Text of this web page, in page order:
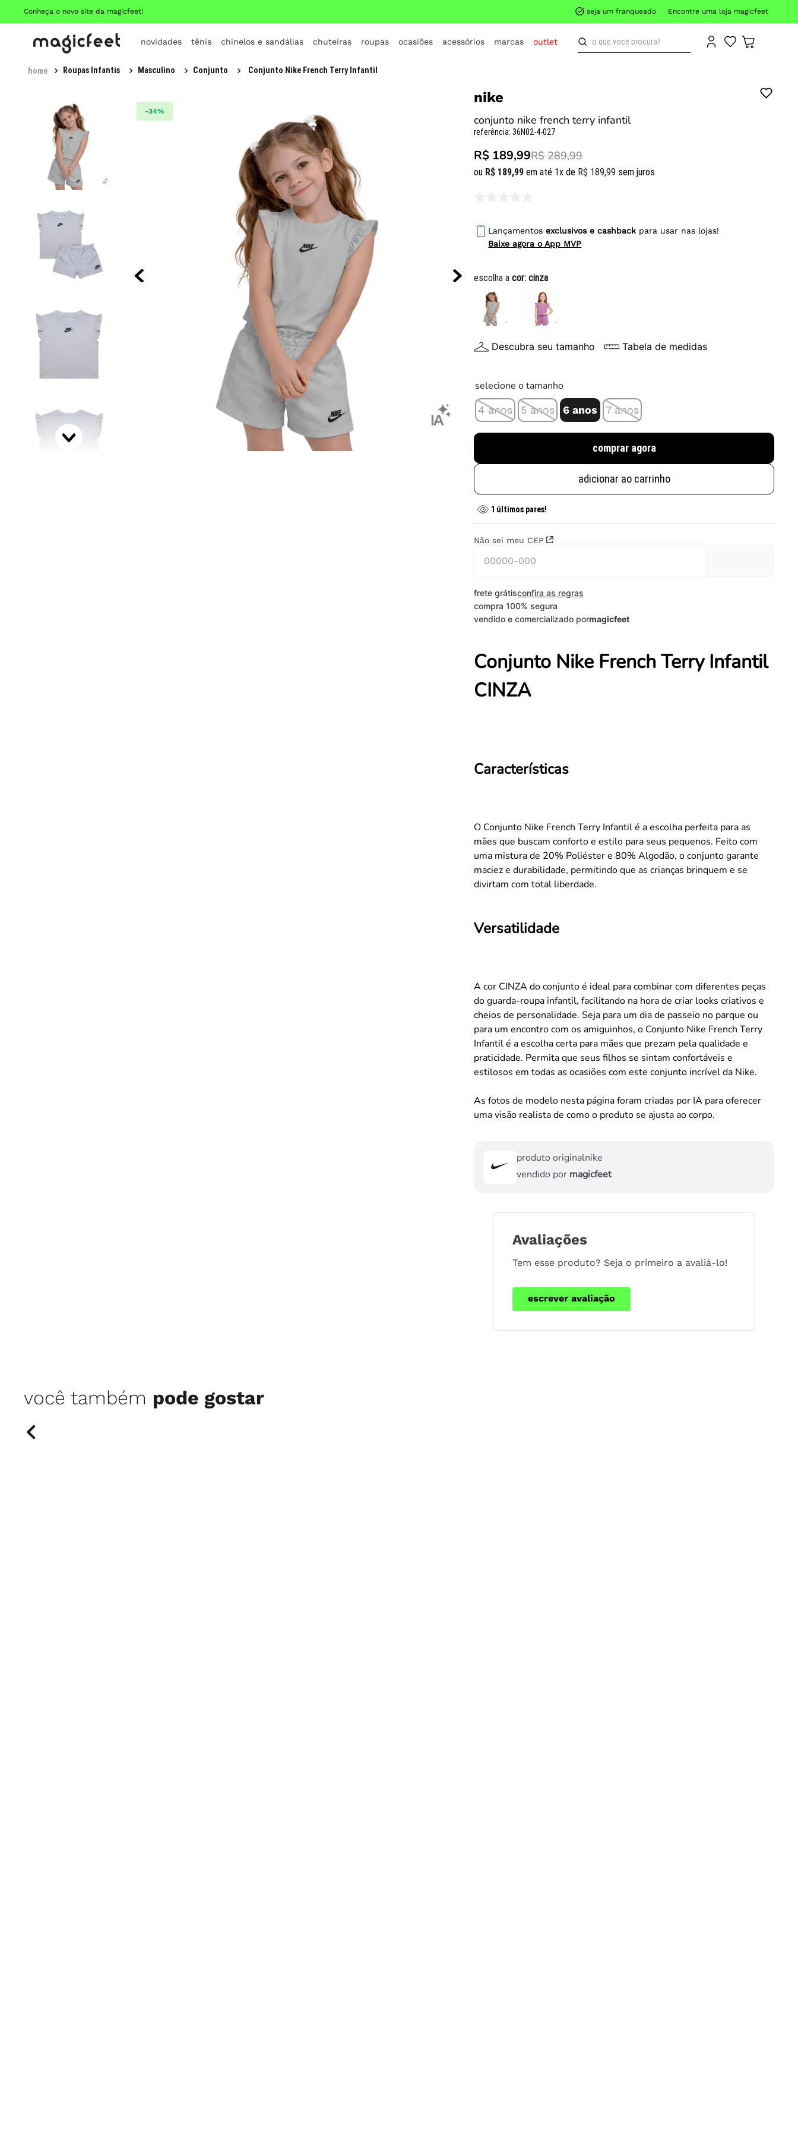
Conheça o novo site da magicfeet! seja um franqueado Encontre uma loja magicfeet
novidades tênis chinelos e sandálias chuteiras roupas ocasiões acessórios marcas outlet
o que você procura?
Roupas Infantis Masculino Conjunto Conjunto Nike French Terry Infantil
-34%
nike
conjunto nike french terry infantil
referência:36N02-4-027
R$ 189,99R$ 289,99
ou R$ 189,99 em até 1x de R$ 189,99 sem juros
Lançamentosexclusivos e cashback para usar nas lojas!
Baixe agora o App MVP
escolha acor:cinza
Descubra seu tamanho Tabela de medidas
selecione o tamanho
4 anos 5 anos 6 anos 7 anos
comprar agora
adicionar ao carrinho
1 últimos pares!
Não sei meu CEP
frete grátisconfira as regras
compra 100% segura
vendido e comercializado pormagicfeet
Conjunto Nike French Terry Infantil
CINZA
Características
O Conjunto Nike French Terry Infantil é a escolha perfeita para as
mães que buscam conforto e estilo para seus pequenos. Feito com
uma mistura de 20% Poliéster e 80% Algodão, o conjunto garante
maciez e durabilidade, permitindo que as crianças brinquem e se
divirtam com total liberdade.
Versatilidade
A cor CINZA do conjunto é ideal para combinar com diferentes peças
do guarda-roupa infantil, facilitando na hora de criar looks criativos e
cheios de personalidade. Seja para um dia de passeio no parque ou
para um encontro com os amiguinhos, o Conjunto Nike French Terry
Infantil é a escolha certa para mães que prezam pela qualidade e
praticidade. Permita que seus filhos se sintam confortáveis e
estilosos em todas as ocasiões com este conjunto incrível da Nike.
As fotos de modelo nesta página foram criadas por IA para oferecer
uma visão realista de como o produto se ajusta ao corpo.
produto originalnike
vendido por magicfeet
Avaliações
Tem esse produto? Seja o primeiro a avaliá-lo!
escrever avaliação
você também pode gostar
TERMOS MAIS BUSCADOS
3º
adidas
4º
nike
5º
tenis
6º
croc
7º
all star
9º
new balance
chuteira